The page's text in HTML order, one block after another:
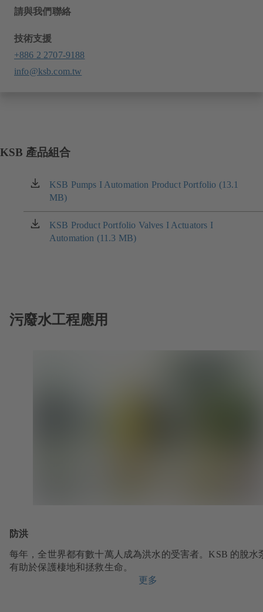
請與我們聯絡
技術支援
+886 2 2707-9188
info@ksb.com.tw
KSB 產品組合
KSB Pumps I Automation Product Portfolio (13.1
MB)
（在
新
标
签
页
KSB Product Portfolio Valves I Actuators I
Automation (11.3 MB)
（在
新
开）
污廢水工程應用
防洪
每年，全世界都有數十萬人成為洪水的受害者。KSB 的脫水
有助於保護棲地和拯救生命。
更多